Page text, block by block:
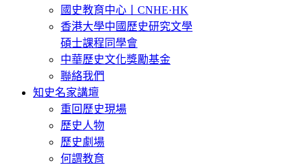
國史教育中心丨CNHE·HK
香港大學中國歷史研究文學
碩士課程同學會
中華歷史文化獎勵基金
聯絡我們
知史名家講壇
重回歷史現場
歷史人物
歷史劇場
何謂教育